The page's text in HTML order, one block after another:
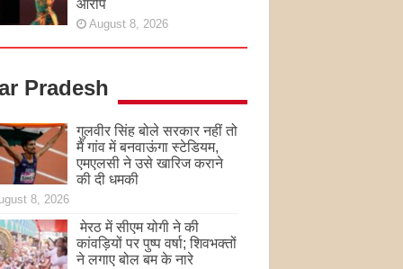
आरोप
August 8, 2026
Pradesh
गुलवीर सिंह बोले सरकार नहीं तो
मैं गांव में बनवाऊंगा स्टेडियम,
एमएलसी ने उसे खारिज कराने
की दी धमकी
8, 2026
मेरठ में सीएम योगी ने की
कांवड़ियों पर पुष्प वर्षा; शिवभक्तों
ने लगाए बोल बम के नारे